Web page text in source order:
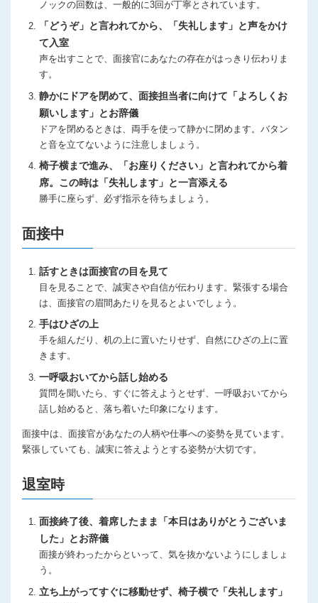
ノックの回数は、一般的に3回が丁寧とされています。
「どうぞ」と言われてから、「失礼します」と声をかけ
て入室
声を出すことで、面接官にあなたの存在がはっきり伝わりま
す。
静かにドアを閉めて、面接担当者に向けて「よろしくお
願いします」とお辞儀
ドアを閉めるときは、両手を使って静かに閉めます。バタン
と音を立てないように注意しましょう。
椅子横まで進み、「お座りください」と言われてから着
席。この時は「失礼します」と一言添える
勝手に座らず、必ず指示を待ちましょう。
面接中
話すときは面接官の目を見て
目を見ることで、誠実さや自信が伝わります。緊張する場合
は、面接官の眉間あたりを見るとよいでしょう。
手はひざの上
手を組んだり、机の上に置いたりせず、自然にひざの上に置
きます。
一呼吸おいてから話し始める
質問を聞いたら、すぐに答えようとせず、一呼吸おいてから
話し始めると、落ち着いた印象になります。
面接中は、面接官があなたの人柄や仕事への姿勢を見ています。
緊張していても、誠実に答えようとする姿勢が大切です。
退室時
面接終了後、着席したまま「本日はありがとうございま
した」とお辞儀
面接が終わったからといって、気を抜かないようにしましょ
う。
立ち上がってすぐに移動せず、椅子横で「失礼します」